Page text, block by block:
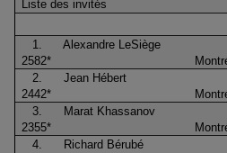
Liste des invités
1.
Alexandre LeSiège
2582*
2.
Jean Hébert
2442*
3.
Marat Khassanov
2355*
4.
Richard Bérubé